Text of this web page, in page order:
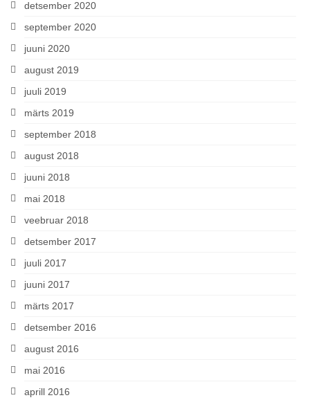
detsember 2020
september 2020
juuni 2020
august 2019
juuli 2019
märts 2019
september 2018
august 2018
juuni 2018
mai 2018
veebruar 2018
detsember 2017
juuli 2017
juuni 2017
märts 2017
detsember 2016
august 2016
mai 2016
aprill 2016